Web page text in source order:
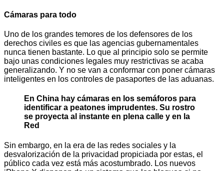
Cámaras para todo
Uno de los grandes temores de los defensores de los
derechos civiles es que las agencias gubernamentales
nunca tienen bastante. Lo que al principio solo se permite
bajo unas condiciones legales muy restrictivas se acaba
generalizando. Y no se van a conformar con poner cámaras
inteligentes en los controles de pasaportes de las aduanas.
En China hay cámaras en los semáforos para
identificar a peatones imprudentes. Su rostro
se proyecta al instante en plena calle y en la
Red
Sin embargo, en la era de las redes sociales y la
desvalorización de la privacidad propiciada por estas, el
público cada vez está más acostumbrado. Los nuevos